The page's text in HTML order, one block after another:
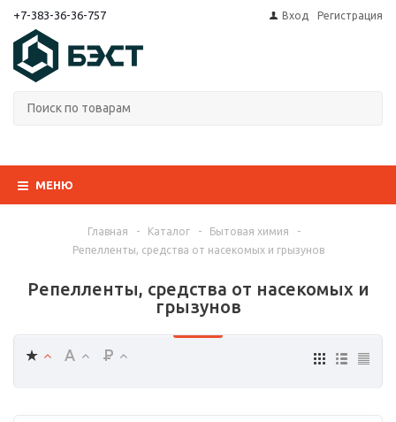
+7-383-36-36-757 Вход Регистрация
МЕНЮ
Главная - Каталог - Бытовая химия
-
Репелленты, средства от насекомых и грызунов
Репелленты, средства от насекомых и
грызунов